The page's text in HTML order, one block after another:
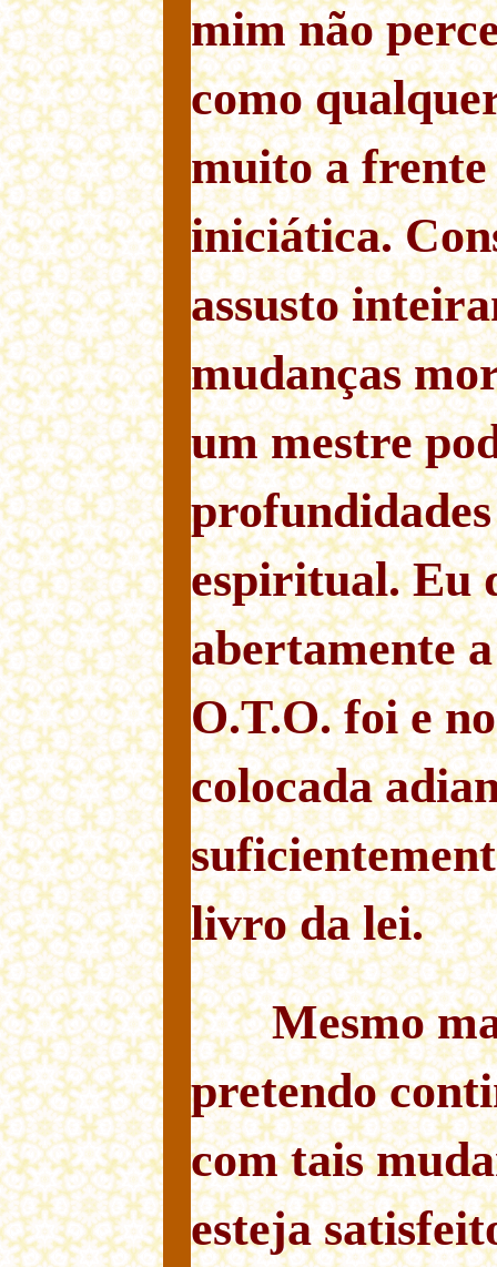
mim não
como
muito a frente
iniciática.
assusto
mudanças
um mestre
espiritual. Eu
abertamente
O.T.O. foi e
colocada
livro da lei.
Mesmo
pretendo
com tais
esteja